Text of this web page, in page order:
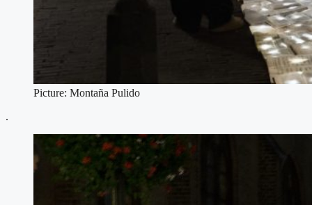
Picture: Montaña Pulido
.